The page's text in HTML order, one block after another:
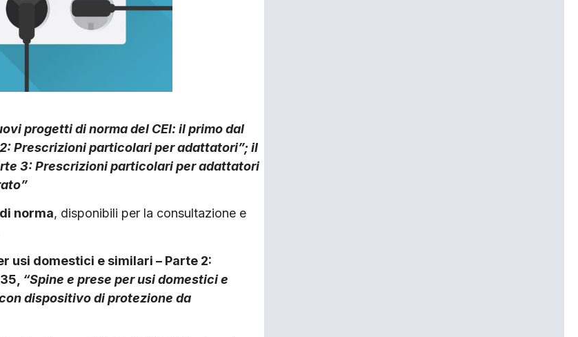
progetti di norma del CEI: il primo dal
Prescrizioni particolari per adattatori”; il
3: Prescrizioni particolari per adattatori
norma, disponibili per la consultazione e
usi domestici e similari – Parte 2:
“Spine e prese per usi domestici e
dispositivo di protezione da